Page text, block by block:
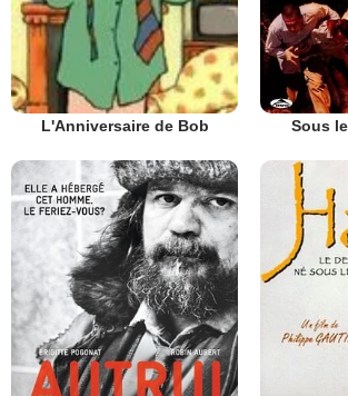
L'Anniversaire de Bob Sous